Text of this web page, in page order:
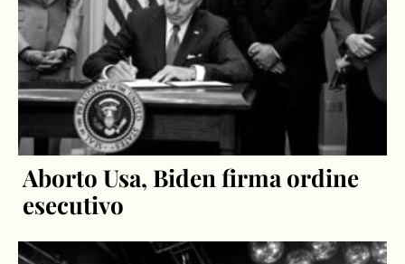
Aborto Usa, Biden firma ordine
esecutivo